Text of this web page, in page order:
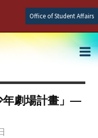
Office of Student Affairs
年劇場計畫」—